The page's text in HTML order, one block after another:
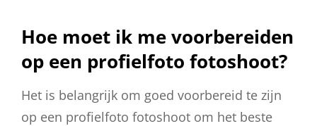
Hoe moet ik me voorbereiden
op een profielfoto fotoshoot?
Het is belangrijk om goed voorbereid te zijn
op een profielfoto fotoshoot om het beste